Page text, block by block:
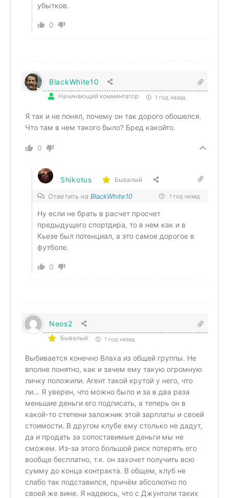
убытков.
0
BlackWhite10
Начинающий комментатор 1 год назад
Я так и не понял, почему он так дорого обошелся.
Что там в нем такого было? Бред какойто.
0
Shikotus Бывалый
Ответить на BlackWhite10 1 год назад
Ну если не брать в расчет просчет
предыдущего спортдира, то в нем как и в
Кьезе был потенциал, а это самое дорогое в
футболе.
0
Neos2
Бывалый 1 год назад
Выбивается конечно Влаха из общей группы. Не
вполне понятно, как и зачем ему такую огромную
личку положили. Агент такой крутой у него, что
ли… Я уверен, что можно было и за в два раза
меньшие деньги его подписать, а теперь он в
какой-то степени заложник этой зарплаты и своей
стоимости. В другом клубе ему столько не дадут,
да и продать за сопоставимые деньги мы не
сможем. Из-за этого большой риск потерять его
вообще бесплатно, т.к. он захочет получить всю
сумму до конца контракта. В общем, клуб не
слабо так подставился, причём абсолютно по
своей же вине. Я надеюсь, что с Джунтоли таких